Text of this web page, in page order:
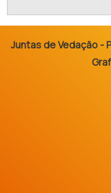
Juntas de Vedação -